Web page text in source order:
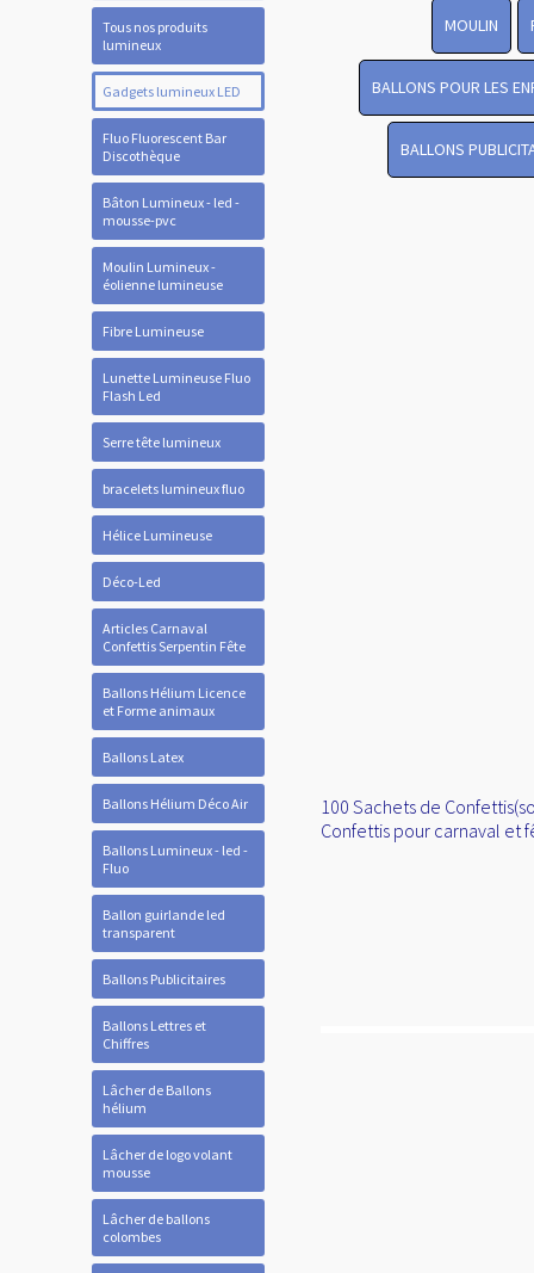
Tous nos produits
lumineux
Gadgets lumineux LED
Fluo Fluorescent Bar
Discothèque
Bâton Lumineux - led -
mousse-pvc
Moulin Lumineux -
éolienne lumineuse
Fibre Lumineuse
Lunette Lumineuse Fluo
Flash Led
Serre tête lumineux
bracelets lumineux fluo
Hélice Lumineuse
Déco-Led
Articles Carnaval
Confettis Serpentin Fête
Ballons Hélium Licence
et Forme animaux
Ballons Latex
Ballons Hélium Déco Air
Ballons Lumineux - led -
Fluo
Ballon guirlande led
transparent
Ballons Publicitaires
Ballons Lettres et
Chiffres
Lâcher de Ballons
hélium
Lâcher de logo volant
mousse
Lâcher de ballons
colombes
MOULIN
BALLONS POUR LES
BALLONS
100 Sachets de
Confettis pour carnaval et